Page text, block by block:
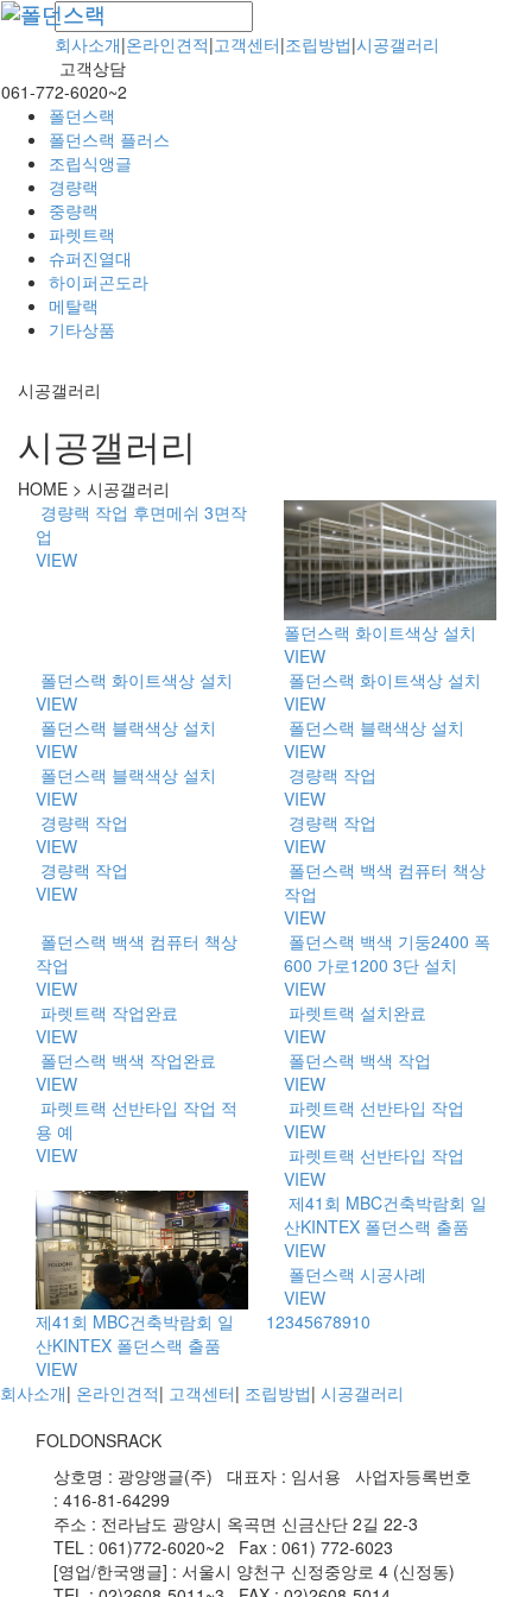
회사소개|온라인견적|고객센터|조립방법|시공갤러리
고객상담
061-772-6020~2
폴던스랙
폴던스랙 플러스
조립식앵글
경량랙
중량랙
파렛트랙
슈퍼진열대
하이퍼곤도라
메탈랙
기타상품
시공갤러리
시공갤러리
HOME > 시공갤러리
경량랙 작업 후면메쉬 3면작
업
VIEW
폴던스랙 화이트색상 설치
VIEW
폴던스랙 화이트색상 설치
VIEW
폴던스랙 화이트색상 설치
VIEW
폴던스랙 블랙색상 설치
VIEW
폴던스랙 블랙색상 설치
VIEW
폴던스랙 블랙색상 설치
VIEW
경량랙 작업
VIEW
경량랙 작업
VIEW
경량랙 작업
VIEW
경량랙 작업
VIEW
폴던스랙 백색 컴퓨터 책상
작업
VIEW
폴던스랙 백색 컴퓨터 책상
작업
VIEW
폴던스랙 백색 기둥2400 폭
600 가로1200 3단 설치
VIEW
파렛트랙 작업완료
VIEW
파렛트랙 설치완료
VIEW
폴던스랙 백색 작업완료
VIEW
폴던스랙 백색 작업
VIEW
파렛트랙 선반타입 작업 적
용 예
VIEW
파렛트랙 선반타입 작업
VIEW
파렛트랙 선반타입 작업
VIEW
제41회 MBC건축박람회 일
산KINTEX 폴던스랙 출품
VIEW
제41회 MBC건축박람회 일
산KINTEX 폴던스랙 출품
VIEW
폴던스랙 시공사례
VIEW
12345678910
회사소개| 온라인견적| 고객센터| 조립방법| 시공갤러리
FOLDONSRACK
상호명 : 광양앵글(주) 대표자 : 임서용 사업자등록번호
: 416-81-64299
주소 : 전라남도 광양시 옥곡면 신금산단 2길 22-3
TEL : 061)772-6020~2 Fax : 061) 772-6023
[영업/한국앵글] : 서울시 양천구 신정중앙로 4 (신정동)